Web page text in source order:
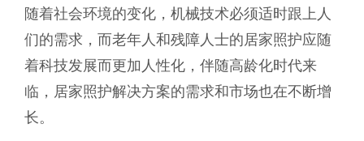
随着社会环境的变化，机械技术必须适时跟上人
们的需求，而老年人和残障人士的居家照护应随
着科技发展而更加人性化，伴随高龄化时代来
临，居家照护解决方案的需求和市场也在不断增
长。